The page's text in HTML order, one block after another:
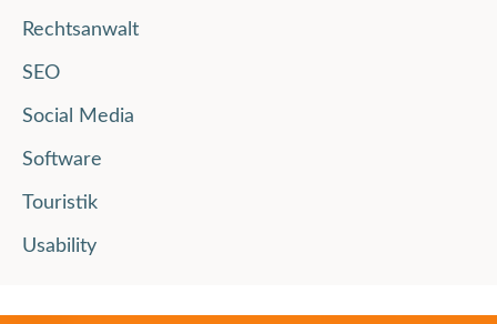
Rechtsanwalt
SEO
Social Media
Software
Touristik
Usability